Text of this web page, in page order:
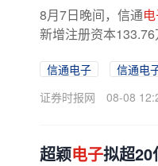
8月7日晚间，信通
新增注册资本
信通电子 信通电
证券时报网
08-08
超颖电子拟超20